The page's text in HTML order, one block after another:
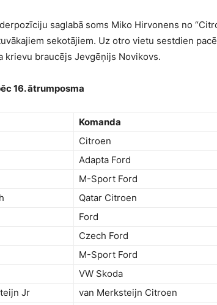
saglabā soms Miko Hirvonens no
sekotājiem. Uz otro vietu sestdien
krievu braucējs Jevgēņijs Novikovs.
16. ātrumposma
Komanda
Citroen
Adapta Ford
M-Sport Ford
Qatar Citroen
Ford
Czech Ford
M-Sport Ford
VW Skoda
Jr van Merksteijn Citroen